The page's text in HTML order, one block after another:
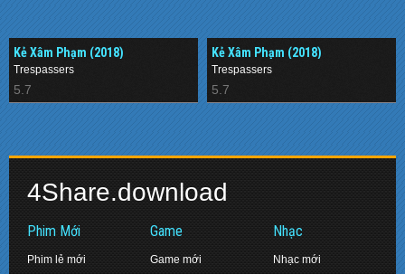
Kẻ Xâm Phạm (2018)
Trespassers
5.7
Kẻ Xâm Phạm (2018)
Trespassers
5.7
4Share.download
Phim Mới
Phim lẻ mới
Game
Game mới
Nhạc
Nhạc mới